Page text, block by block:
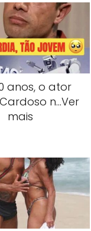
anos, o ator
n…Ver
mais